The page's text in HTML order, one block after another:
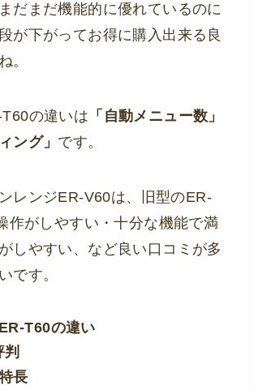
だまだ機能的に優れているのに
が下がってお得に購入出来る良
。
の違いは 「自動メニュー数」
ング」 です。
レンジER-V60は、旧型のER-
作がしやすい・十分な機能で満
しやすい、など良い口コミが多
です。
T60の違い
長